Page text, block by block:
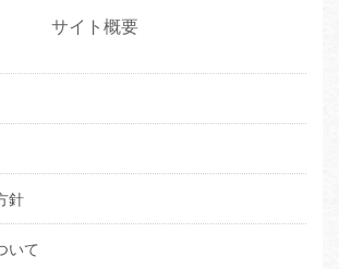
サイト概要
針
いて